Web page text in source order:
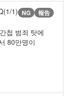
1) NG 報告
첩 범죄 탓에
80만명이